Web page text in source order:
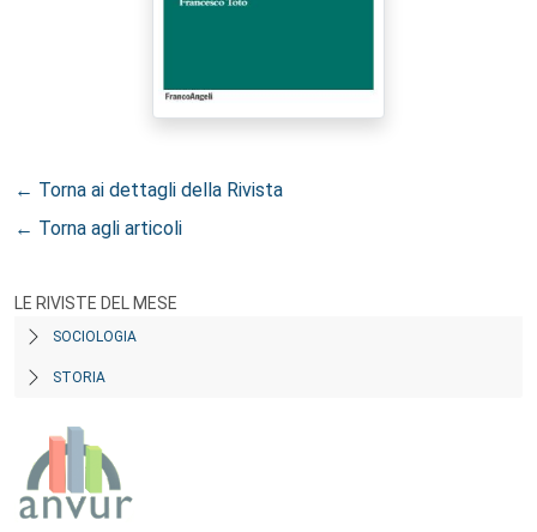
← Torna ai dettagli della Rivista
← Torna agli articoli
LE RIVISTE DEL MESE
SOCIOLOGIA
STORIA